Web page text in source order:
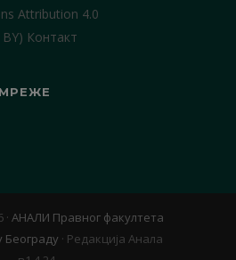
Attribution 4.0
Контакт
АНАЛИ Правног факултета
Београду · Редакција Анала